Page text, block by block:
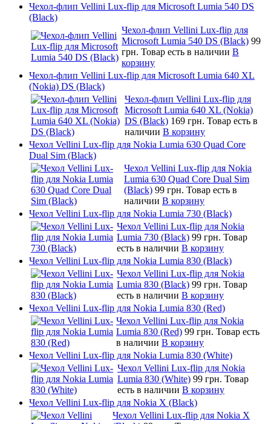
Чехол-флип Vellini Lux-flip для Microsoft Lumia 540 DS
(Black)
Чехол-флип Vellini Lux-flip для
Microsoft Lumia 540 DS (Black) 99
грн. Товар есть в наличии В
корзину
Чехол-флип Vellini Lux-flip для Microsoft Lumia 640 XL
(Nokia) DS (Black)
Чехол-флип Vellini Lux-flip для
Microsoft Lumia 640 XL (Nokia)
DS (Black) 169 грн. Товар есть в
наличии В корзину
Чехол Vellini Lux-flip для Nokia Lumia 630 Quad Core
Dual Sim (Black)
Чехол Vellini Lux-flip для Nokia
Lumia 630 Quad Core Dual Sim
(Black) 99 грн. Товар есть в
наличии В корзину
Чехол Vellini Lux-flip для Nokia Lumia 730 (Black)
Чехол Vellini Lux-flip для Nokia
Lumia 730 (Black) 99 грн. Товар
есть в наличии В корзину
Чехол Vellini Lux-flip для Nokia Lumia 830 (Black)
Чехол Vellini Lux-flip для Nokia
Lumia 830 (Black) 99 грн. Товар
есть в наличии В корзину
Чехол Vellini Lux-flip для Nokia Lumia 830 (Red)
Чехол Vellini Lux-flip для Nokia
Lumia 830 (Red) 99 грн. Товар есть
в наличии В корзину
Чехол Vellini Lux-flip для Nokia Lumia 830 (White)
Чехол Vellini Lux-flip для Nokia
Lumia 830 (White) 99 грн. Товар
есть в наличии В корзину
Чехол Vellini Lux-flip для Nokia X (Black)
Чехол Vellini Lux-flip для Nokia X